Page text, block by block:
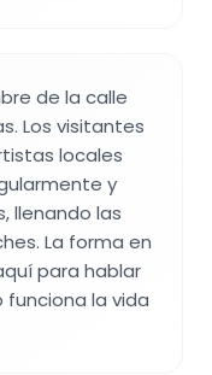
de la calle
Los visitantes
locales
y
llenando las
La forma en
para hablar
la vida